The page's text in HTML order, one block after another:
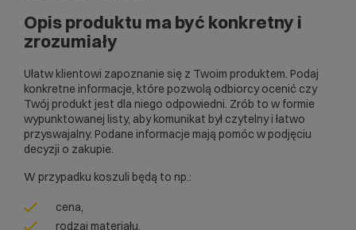
Opis produktu ma być konkretny i
zrozumiały
Ułatw klientowi zapoznanie się z Twoim produktem. Podaj
konkretne informacje, które pozwolą odbiorcy ocenić czy
Twój produkt jest dla niego odpowiedni. Zrób to w formie
wypunktowanej listy, aby komunikat był czytelny i łatwo
przyswajalny. Podane informacje mają pomóc w podjęciu
decyzji o zakupie.
W przypadku koszuli będą to np.:
cena,
rodzaj materiału,